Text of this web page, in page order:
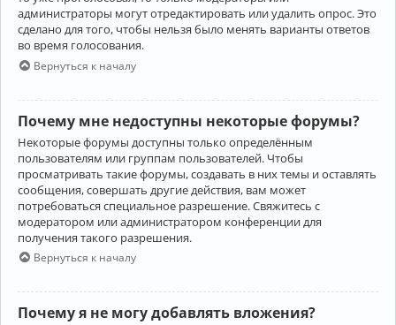
администраторы могут отредактировать или удалить опрос. Это
сделано для того, чтобы нельзя было менять варианты ответов
во время голосования.
Вернуться к началу
Почему мне недоступны некоторые форумы?
Некоторые форумы доступны только определённым
пользователям или группам пользователей. Чтобы
просматривать такие форумы, создавать в них темы и оставлять
сообщения, совершать другие действия, вам может
потребоваться специальное разрешение. Свяжитесь с
модератором или администратором конференции для
получения такого разрешения.
Вернуться к началу
Почему я не могу добавлять вложения?